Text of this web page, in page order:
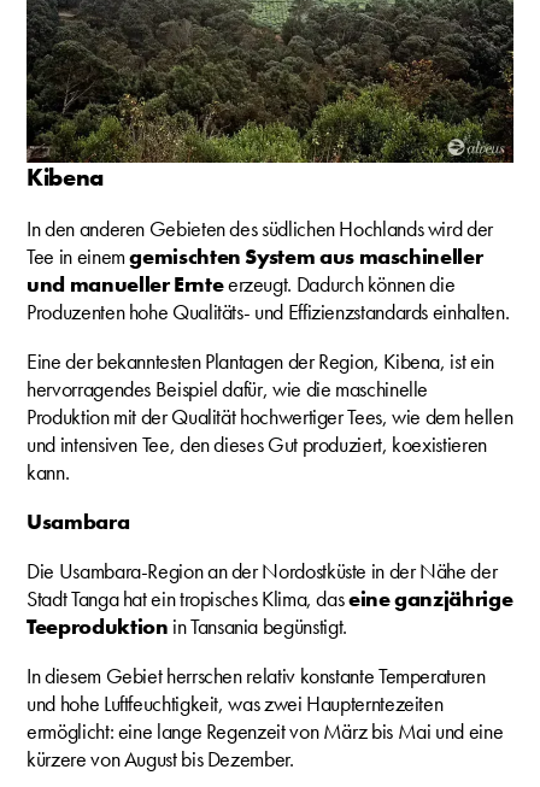
Kibena
In den anderen Gebieten des südlichen Hochlands wird der
Tee in einemgemischten System aus maschineller
und manueller Ernteerzeugt. Dadurch können die
Produzenten hohe Qualitäts- und Effizienzstandards einhalten.
Eine der bekanntesten Plantagen der Region, Kibena, ist ein
hervorragendes Beispiel dafür, wie die maschinelle
Produktion mit der Qualität hochwertiger Tees, wie dem hellen
und intensiven Tee, den dieses Gut produziert, koexistieren
kann.
Usambara
Die Usambara-Region an der Nordostküste in der Nähe der
Stadt Tanga hat ein tropisches Klima, daseine ganzjährige
Teeproduktion in Tansania begünstigt.
In diesem Gebiet herrschen relativ konstante Temperaturen
und hohe Luftfeuchtigkeit, was zwei Haupterntezeiten
ermöglicht: eine lange Regenzeit von März bis Mai und eine
kürzere von August bis Dezember.